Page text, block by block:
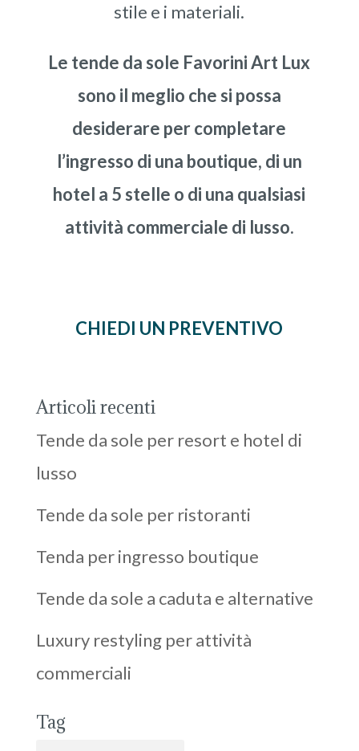
stile e i materiali.
Le tende da sole Favorini Art Lux
sono il meglio che si possa
desiderare per completare
l’ingresso di una boutique, di un
hotel a 5 stelle o di una qualsiasi
attività commerciale di lusso.
CHIEDI UN PREVENTIVO
Articoli recenti
Tende da sole per resort e hotel di
lusso
Tende da sole per ristoranti
Tenda per ingresso boutique
Tende da sole a caduta e alternative
Luxury restyling per attività
commerciali
Tag